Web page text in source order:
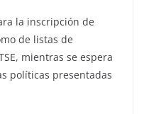
la inscripción de
de listas de
mientras se espera
políticas presentadas